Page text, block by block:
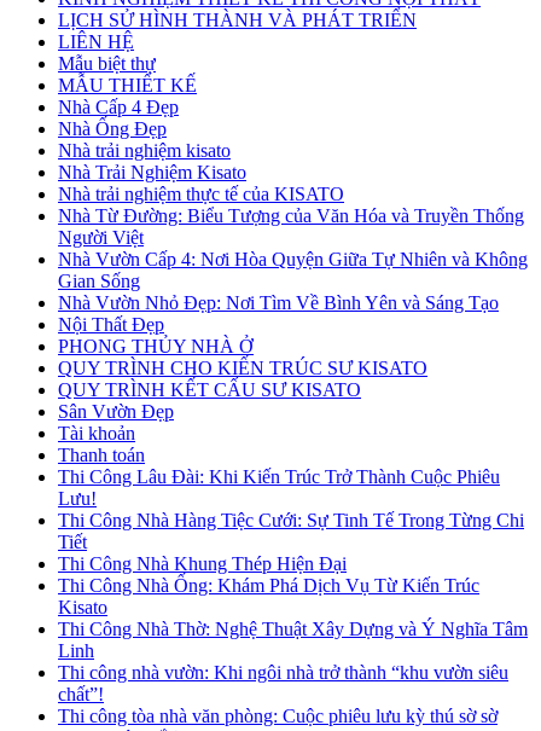
LỊCH SỬ HÌNH THÀNH VÀ PHÁT TRIỂN
LIÊN HỆ
Mẫu biệt thự
MẪU THIẾT KẾ
Nhà Cấp 4 Đẹp
Nhà Ống Đẹp
Nhà trải nghiệm kisato
Nhà Trải Nghiệm Kisato
Nhà trải nghiệm thực tế của KISATO
Nhà Từ Đường: Biểu Tượng của Văn Hóa và Truyền Thống
Người Việt
Nhà Vườn Cấp 4: Nơi Hòa Quyện Giữa Tự Nhiên và Không
Gian Sống
Nhà Vườn Nhỏ Đẹp: Nơi Tìm Về Bình Yên và Sáng Tạo
Nội Thất Đẹp
PHONG THỦY NHÀ Ở
QUY TRÌNH CHO KIẾN TRÚC SƯ KISATO
QUY TRÌNH KẾT CẤU SƯ KISATO
Sân Vườn Đẹp
Tài khoản
Thanh toán
Thi Công Lâu Đài: Khi Kiến Trúc Trở Thành Cuộc Phiêu
Lưu!
Thi Công Nhà Hàng Tiệc Cưới: Sự Tinh Tế Trong Từng Chi
Tiết
Thi Công Nhà Khung Thép Hiện Đại
Thi Công Nhà Ống: Khám Phá Dịch Vụ Từ Kiến Trúc
Kisato
Thi Công Nhà Thờ: Nghệ Thuật Xây Dựng và Ý Nghĩa Tâm
Linh
Thi công nhà vườn: Khi ngôi nhà trở thành “khu vườn siêu
chất”!
Thi công tòa nhà văn phòng: Cuộc phiêu lưu kỳ thú sờ sờ